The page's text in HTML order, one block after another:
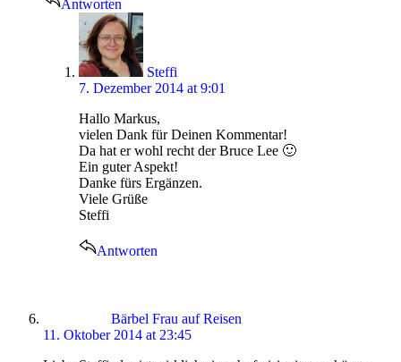
Antworten
says:
Steffi
7. Dezember 2014 at 9:01
Hallo Markus,
vielen Dank für Deinen Kommentar!
Da hat er wohl recht der Bruce Lee 🙂
Ein guter Aspekt!
Danke fürs Ergänzen.
Viele Grüße
Steffi
Antworten
Bärbel Frau auf Reisen
11. Oktober 2014 at 23:45